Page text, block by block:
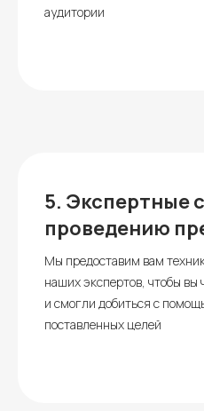
аудитории
5. Экспертные
проведению
Мы предоставим вам
наших экспертов, чтобы вы
и смогли добиться с
поставленных целей